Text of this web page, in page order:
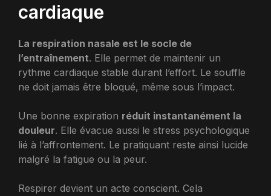
cardiaque
La respiration nasale est le socle de
l’entraînement. Elle permet de maintenir un
rythme cardiaque stable durant l’effort. Le souffle
ne doit jamais être bloqué, même sous l’impact.
Une bonne expiration réduit instantanément la
douleur. Elle évacue aussi le stress psychologique
lié à l’affrontement. Le pratiquant reste ainsi lucide
malgré la fatigue ou la peur.
Respirer devient un acte conscient. Cela